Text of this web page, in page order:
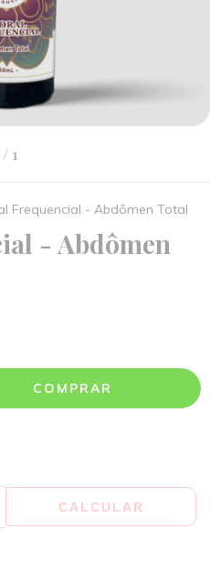
/ 1
Frequencial - Abdômen Total
- Abdômen
CALCULAR